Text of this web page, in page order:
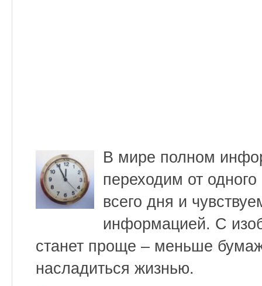
В мире полном
переходим от
всего дня и
информацией. С
станет проще – меньше
насладиться жизнью.